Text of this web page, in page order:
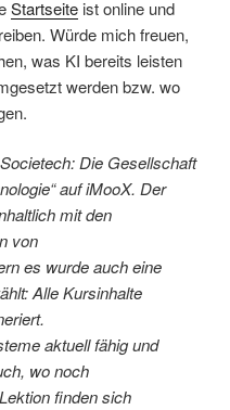
Startseite ist online und
Würde mich freuen,
was KI bereits leisten
werden bzw. wo
Die Gesellschaft
auf iMooX. Der
mit den
von
es wurde auch eine
Alle Kursinhalte
aktuell fähig und
wo noch
finden sich